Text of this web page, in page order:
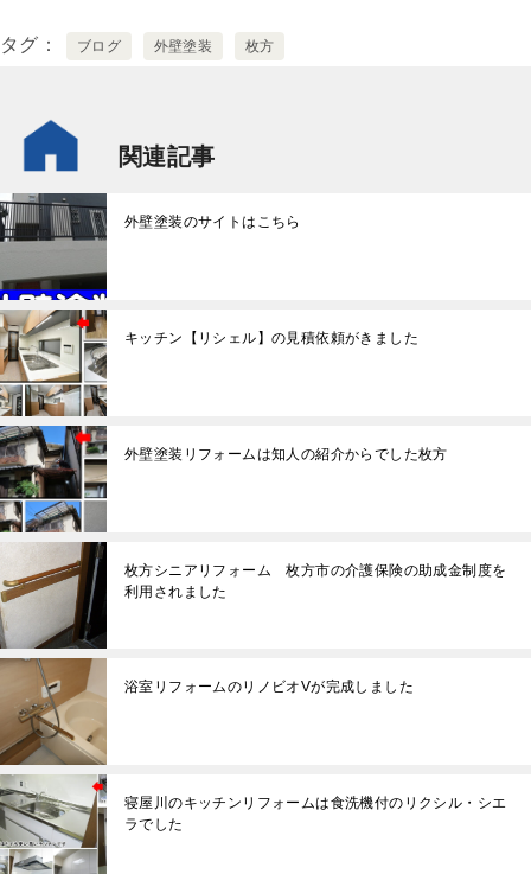
タグ ブログ 外壁塗装 枚方
関連記事
外壁塗装のサイトはこちら
キッチン【リシェル】の見積依頼がきました
外壁塗装リフォームは知人の紹介からでした枚方
枚方シニアリフォーム 枚方市の介護保険の助成金制度を
利用されました
浴室リフォームのリノビオVが完成しました
寝屋川のキッチンリフォームは食洗機付のリクシル・シエ
ラでした